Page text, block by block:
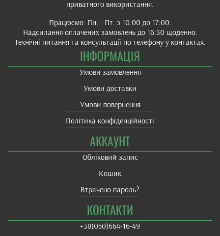
приватного використання.
Працюємо: Пн. - Пт. з 10:00 до 17:00.
Надсилання оплачених замовлень до 16:30 щоденно.
Технічні питання та консультації по телефону у контактах.
ІНФОРМАЦІЯ
Умови замовлення
Умови доставки
Умови повернення
Політика конфіденційності
АККАУНТ
Обліковий запис
Кошик
Втрачено пароль?
КОНТАКТИ
+38(‎050)664-16-49